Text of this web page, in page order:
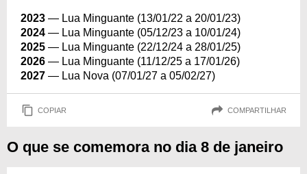
2023 — Lua Minguante (13/01/22 a 20/01/23)
2024 — Lua Minguante (05/12/23 a 10/01/24)
2025 — Lua Minguante (22/12/24 a 28/01/25)
2026 — Lua Minguante (11/12/25 a 17/01/26)
2027 — Lua Nova (07/01/27 a 05/02/27)
COPIAR COMPARTILHAR
O que se comemora no dia 8 de janeiro